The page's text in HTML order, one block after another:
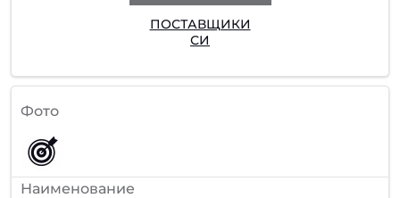
ПОСТАВЩИКИ
СИ
Фото
Наименование